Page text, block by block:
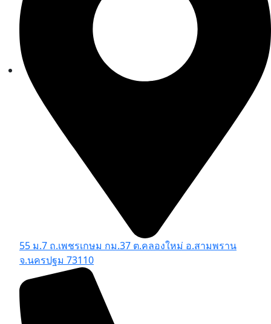
55 ม.7 ถ.เพชรเกษม กม.37 ต.คลองใหม่ อ.สามพราน
จ.นครปฐม 73110